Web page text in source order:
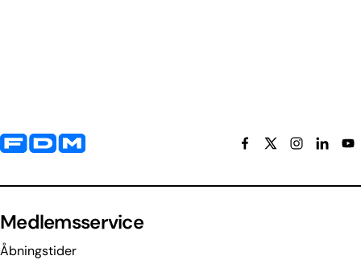
Yderligere information og kontaktoplysninger
Medlemsservice
Åbningstider